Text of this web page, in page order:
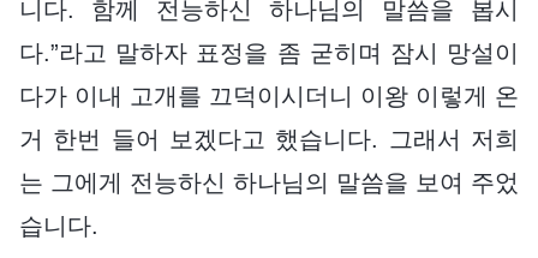
니다. 함께 전능하신 하나님의 말씀을 봅시
다.”라고 말하자 표정을 좀 굳히며 잠시 망설이
다가 이내 고개를 끄덕이시더니 이왕 이렇게 온
거 한번 들어 보겠다고 했습니다. 그래서 저희
는 그에게 전능하신 하나님의 말씀을 보여 주었
습니다.